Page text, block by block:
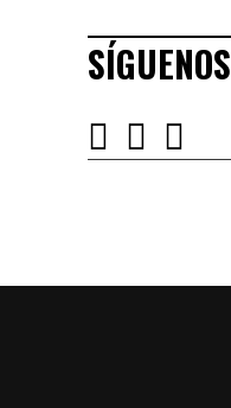
SÍGUENOS